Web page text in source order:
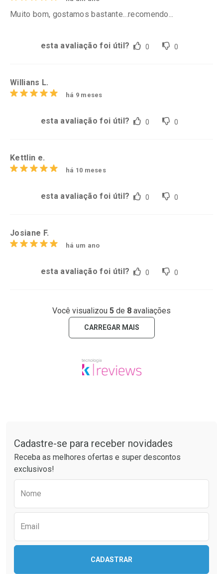
Muito bom, gostamos bastante...recomendo...
esta avaliação foi útil? 0 0
Willians L.
há 9 meses
esta avaliação foi útil? 0 0
Kettlin e.
há 10 meses
esta avaliação foi útil? 0 0
Josiane F.
há um ano
esta avaliação foi útil? 0 0
Você visualizou 5 de 8 avaliações
CARREGAR MAIS
Cadastre-se para receber novidades
Receba as melhores ofertas e super descontos
exclusivos!
Nome
Email
CADASTRAR